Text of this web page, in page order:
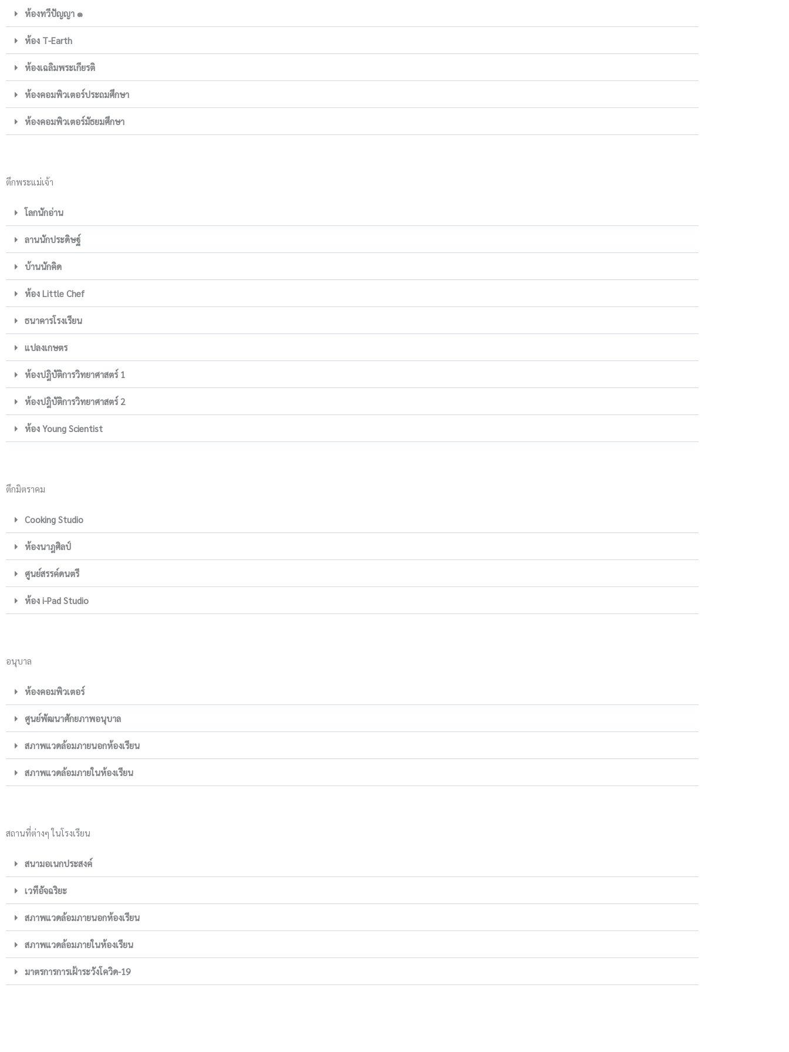
ห้องทวีปัญญา ๑
ห้อง T-Earth
ห้องเฉลิมพระเกียรติ
ห้องคอมพิวเตอร์ประถมศึกษา
ห้องคอมพิวเตอร์มัธยมศึกษา
ตึกพระแม่เจ้า
โลกนักอ่าน
ลานนักประดิษฐ์
บ้านนักคิด
ห้อง Little Chef
ธนาคารโรงเรียน
แปลงเกษตร
ห้องปฎิบัติการวิทยาศาสตร์ 1
ห้องปฎิบัติการวิทยาศาสตร์ 2
ห้อง Young Scientist
ตึกมิตราคม
Cooking Studio
ห้องนาฎศิลป์
ศูนย์สรรค์ดนตรี
ห้อง i-Pad Studio
อนุบาล
ห้องคอมพิวเตอร์
ศูนย์พัฒนาศักยภาพอนุบาล
สภาพแวดล้อมภายนอกห้องเรียน
สภาพแวดล้อมภายในห้องเรียน
สถานที่ต่างๆ ในโรงเรียน
สนามอเนกประสงค์
เวทีอัจฉริยะ
สภาพแวดล้อมภายนอกห้องเรียน
สภาพแวดล้อมภายในห้องเรียน
มาตรการการเฝ้าระวังโควิด-19